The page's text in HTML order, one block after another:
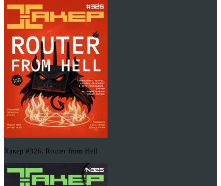
Хакер #326. Router from Hell